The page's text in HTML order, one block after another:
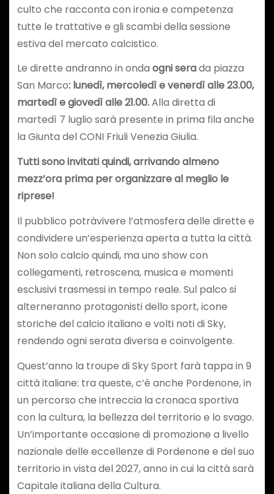
culto che racconta con ironia e competenza
tutte le trattative e gli scambi della sessione
estiva del mercato calcistico.
Le dirette andranno in onda ogni serada piazza
San Marco: lunedì, mercoledì e venerdì alle 23.00,
martedì e giovedì alle 21.00.Alla diretta di
martedì 7 luglio sarà presente in prima fila anche
la Giunta del CONI Friuli Venezia Giulia.
Tutti sono invitati quindi, arrivando almeno
mezz’ora prima per organizzare al meglio le
riprese!
Il pubblico potràvivere l’atmosfera delle dirette e
condividere un’esperienza aperta a tutta la città.
Non solo calcio quindi, ma uno show con
collegamenti, retroscena, musica e momenti
esclusivi trasmessi in tempo reale. Sul palco si
alterneranno protagonisti dello sport, icone
storiche del calcio italiano e volti noti di Sky,
rendendo ogni serata diversa e coinvolgente.
Quest’anno la troupe di Sky Sport farà tappa in 9
città italiane: tra queste, c’è anche Pordenone, in
un percorso che intreccia la cronaca sportiva
con la cultura, la bellezza del territorio e lo svago.
Un’importante occasione di promozione a livello
nazionale delle eccellenze di Pordenone e del suo
territorio in vista del 2027, anno in cui la città sarà
Capitale italiana della Cultura.